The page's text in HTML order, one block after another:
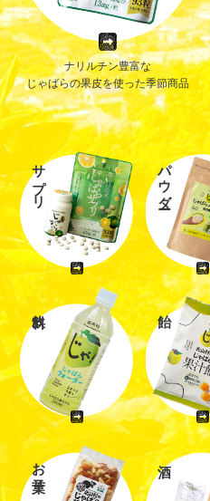
ナリルチン豊富な
じゃばらの果皮を使った季節商品
サプリ パウダー
お菓子